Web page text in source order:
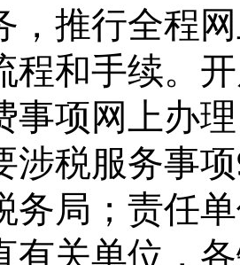
，推行全程
程和手续。
事项网上办
涉税服务事项
务局 ；责任
有关单位，各